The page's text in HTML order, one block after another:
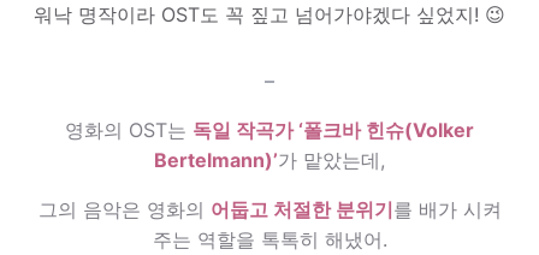
워낙 명작이라 OST도 꼭 짚고 넘어가야겠다 싶었지! 😉
–
영화의 OST는 독일 작곡가 ‘폴크바 힌슈(Volker
Bertelmann)’가 맡았는데,
그의 음악은 영화의 어둡고 처절한 분위기를 배가 시켜
주는 역할을 톡톡히 해냈어.